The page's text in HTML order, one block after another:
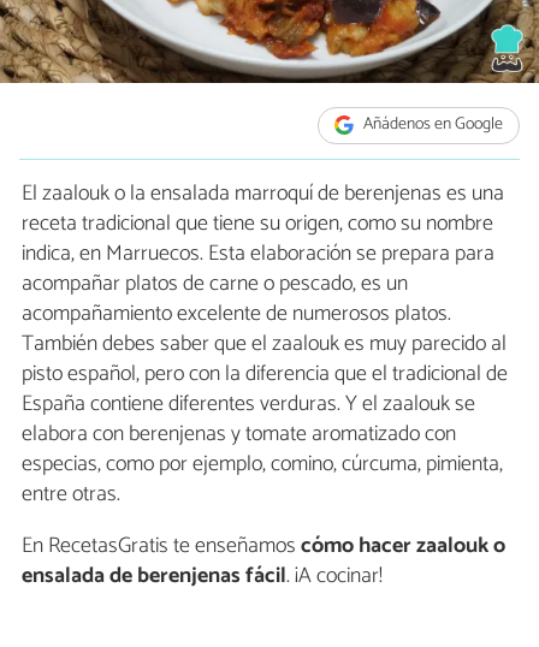
Añádenos en Google
El zaalouk o la ensalada marroquí de berenjenas es una
receta tradicional que tiene su origen, como su nombre
indica, en Marruecos. Esta elaboración se prepara para
acompañar platos de carne o pescado, es un
acompañamiento excelente de numerosos platos.
También debes saber que el zaalouk es muy parecido al
pisto español, pero con la diferencia que el tradicional de
España contiene diferentes verduras. Y el zaalouk se
elabora con berenjenas y tomate aromatizado con
especias, como por ejemplo, comino, cúrcuma, pimienta,
entre otras.
En RecetasGratis te enseñamoscómo hacer zaalouk o
ensalada de berenjenas fácil. ¡A cocinar!